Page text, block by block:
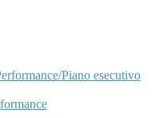
Piano esecutivo